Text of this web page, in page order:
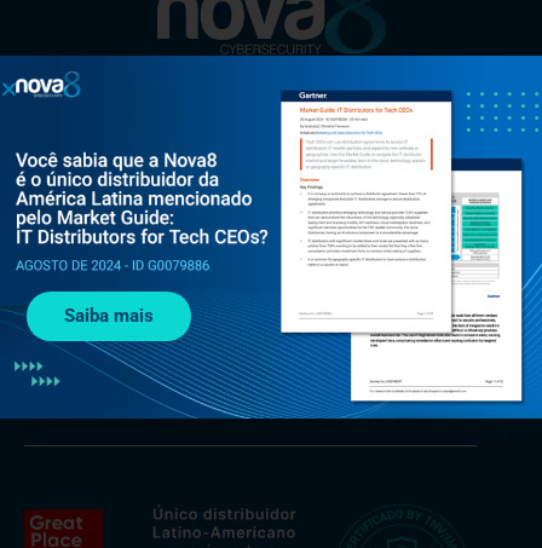
Al. Rio Negro, 585 - Torre Jaçarí - 13º andar Conjunto 134 -
Alphaville, Barueri - SP, 06454-000
+55 (11) 3375 0133
contato@nova8.com.br
Fale com a Nova8 pelo WhatsApp
Saiba mais